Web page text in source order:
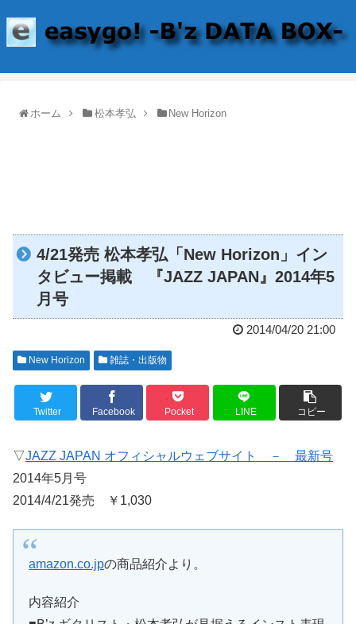
ホーム 松本孝弘 New Horizon
4/21発売 松本孝弘「New Horizon」イン
タビュー掲載 『JAZZ JAPAN』2014年5
月号
2014/04/20 21:00
New Horizon 雑誌・出版物
Twitter Facebook Pocket LINE コピー
▽JAZZ JAPAN オフィシャルウェブサイト － 最新号
2014年5月号
2014/4/21発売 ￥1,030
amazon.co.jpの商品紹介より。
内容紹介